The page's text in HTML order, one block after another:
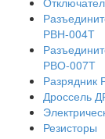
РВН-004Т
РВО-007Т
Разрядник
Дроссель
Резисторы